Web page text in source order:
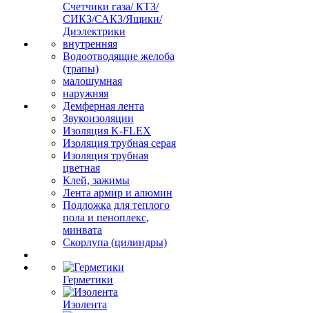
Счетчики газа/ КТЗ/
СИКЗ/САКЗ/Ящики/
Диэлектрики
внутренняя
Водоотводящие желоба
(трапы)
малошумная
наружняя
Демферная лента
Звукоизоляции
Изоляция K-FLEX
Изоляция трубная серая
Изоляция трубная
цветная
Клей, зажимы
Лента армир и алюмин
Подложка для теплого
пола и пеноплекс,
минвата
Скорлупа (цилиндры)
Герметики
Изолента